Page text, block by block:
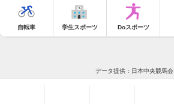
自転車 学生スポーツ Doスポーツ
データ提供：日本中央競馬会